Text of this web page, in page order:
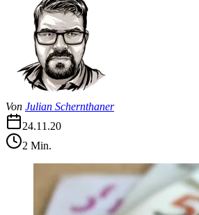
Von Julian Schernthaner
24.11.20
2 Min.